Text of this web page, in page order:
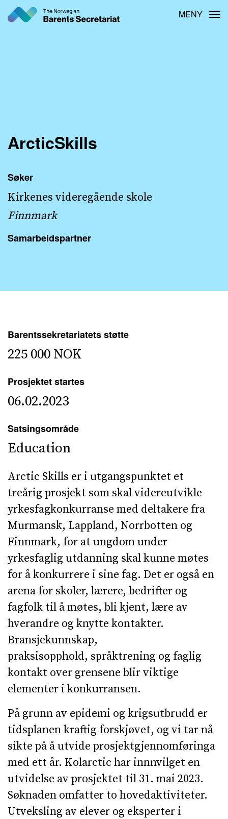
Hopp
MENY
ArcticSkills
Søker
Kirkenes videregående skole
Finnmark
Samarbeidspartner
Barentssekretariatets støtte
225 000 NOK
Prosjektet startes
06.02.2023
Satsingsområde
Education
­­Arctic Skills er i utgangspunktet et
treårig prosjekt som skal videreutvikle
yrkesfagkonkurranse med deltakere fra
Murmansk, Lappland, Norrbotten og
Finnmark, for at ungdom under
yrkesfaglig utdanning skal kunne møtes
for å konkurrere i sine fag. Det er også en
arena for skoler, lærere, bedrifter og
fagfolk til å møtes, bli kjent, lære av
hverandre og knytte kontakter.
Bransjekunnskap,
praksisopphold, språktrening og faglig
kontakt over grensene blir viktige
elementer i konkurransen.
På grunn av epidemi og krigsutbrudd er
tidsplanen kraftig forskjøvet, og vi tar nå
sikte på å utvide prosjektgjennomføringa
med ett år. Kolarctic har innnvilget en
utvidelse av prosjektet til 31. mai 2023.
Søknaden omfatter to hovedaktiviteter.
Utveksling av elever og eksperter i